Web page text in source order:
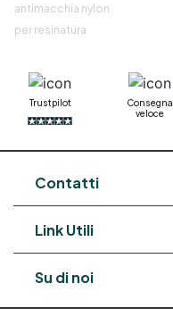
antimacchia nylon
per resinatura
Trustpilot
Consegna
veloce
Contatti
Link Utili
Su di noi